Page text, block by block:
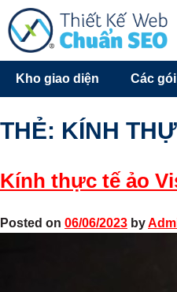
Kho giao diện Các
THẺ: KÍNH
Kính thực tế ảo
Posted on 06/06/2023 by